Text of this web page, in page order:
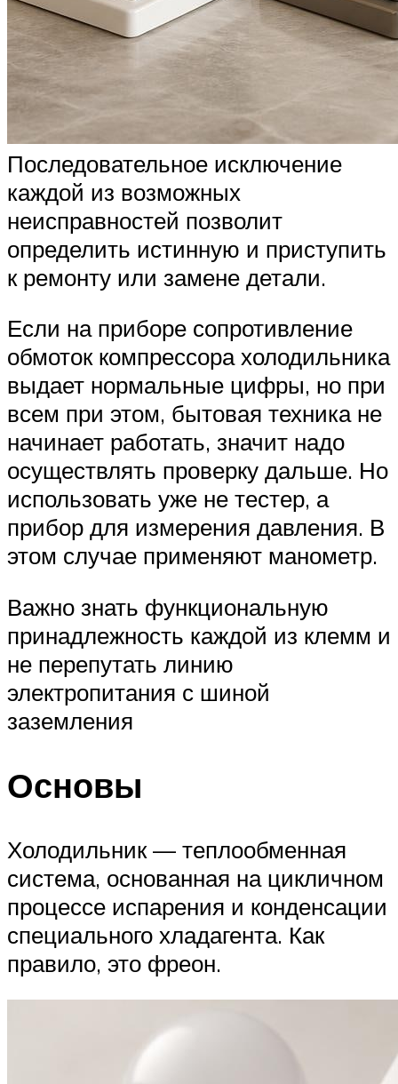
Последовательное исключение
каждой из возможных
неисправностей позволит
определить истинную и приступить
к ремонту или замене детали.
Если на приборе сопротивление
обмоток компрессора холодильника
выдает нормальные цифры, но при
всем при этом, бытовая техника не
начинает работать, значит надо
осуществлять проверку дальше. Но
использовать уже не тестер, а
прибор для измерения давления. В
этом случае применяют манометр.
Важно знать функциональную
принадлежность каждой из клемм и
не перепутать линию
электропитания с шиной
заземления
Основы
Холодильник — теплообменная
система, основанная на цикличном
процессе испарения и конденсации
специального хладагента. Как
правило, это фреон.